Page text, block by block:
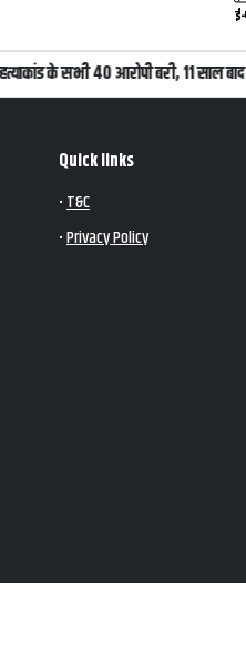
हत्याकांड के सभी 40 आरोपी बरी, 11 साल
Quick links
•T&C
•Privacy Policy